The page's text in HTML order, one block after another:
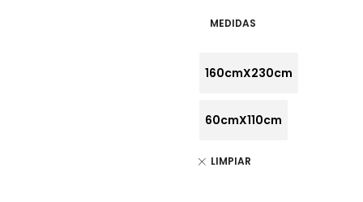
MEDIDAS
160cmX230cm
60cmX110cm
LIMPIAR